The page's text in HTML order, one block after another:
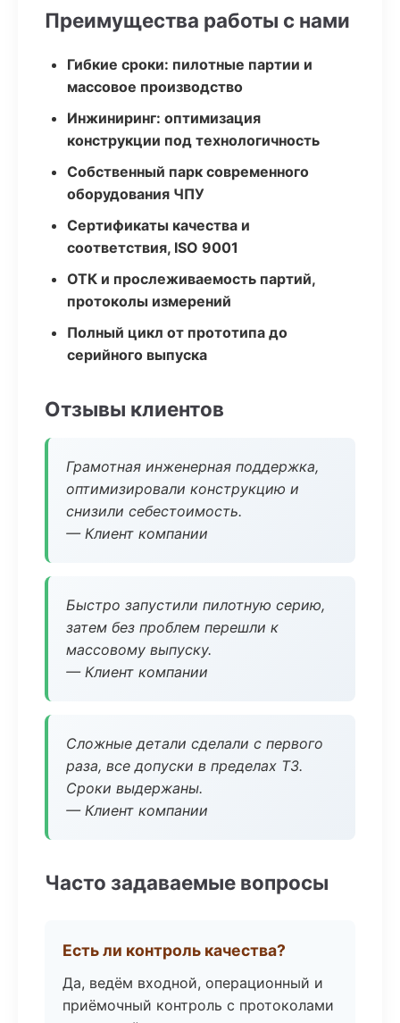
Преимущества работы с нами
Гибкие сроки: пилотные партии и
массовое производство
Инжиниринг: оптимизация
конструкции под технологичность
Собственный парк современного
оборудования ЧПУ
Сертификаты качества и
соответствия, ISO 9001
ОТК и прослеживаемость партий,
протоколы измерений
Полный цикл от прототипа до
серийного выпуска
Отзывы клиентов
Грамотная инженерная поддержка,
оптимизировали конструкцию и
снизили себестоимость.
— Клиент компании
Быстро запустили пилотную серию,
затем без проблем перешли к
массовому выпуску.
— Клиент компании
Сложные детали сделали с первого
раза, все допуски в пределах ТЗ.
Сроки выдержаны.
— Клиент компании
Часто задаваемые вопросы
Есть ли контроль качества?
Да, ведём входной, операционный и
приёмочный контроль с протоколами